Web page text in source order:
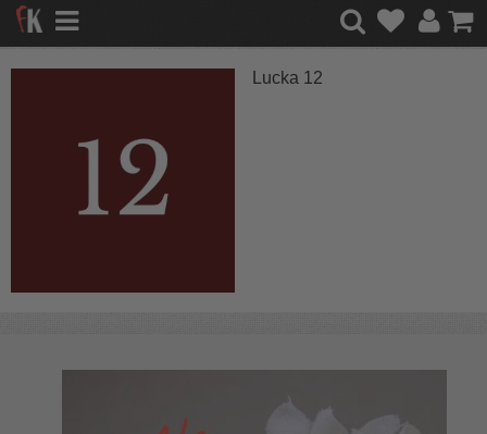
Lucka 12